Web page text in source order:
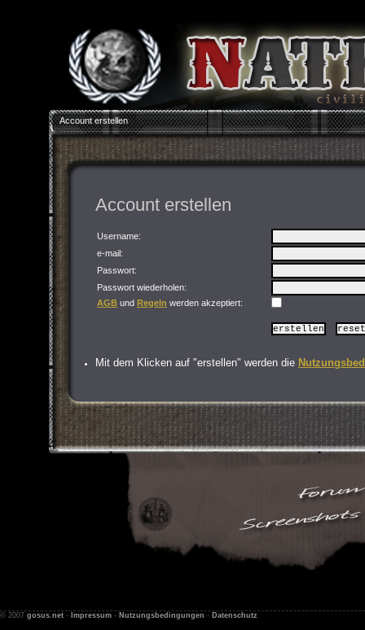
Account erstellen
Account erstellen
Username:
e-mail:
Passwort:
Passwort wiederholen:
AGB und Regeln werden akzeptiert:
Mit dem Klicken auf "erstellen" werden die
© 2007 gosus.net - Impressum - Nutzungsbedingungen - Datenschutz